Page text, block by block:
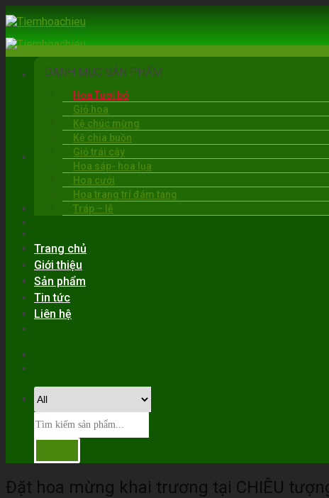
Skip
to
content
BẠC LIÊU
06:00 - 22:00
0919.30.6263
DANH MỤC SẢN PHẨM
Hoa Tươi bó
Giỏ hoa
Kệ chúc mừng
Kệ chia buồn
Giỏ trái cây
Hoa sáp- hoa lụa
Hoa cưới
Hoa trang trí đám tang
Tráp – lễ
Trang chủ
Giới thiệu
Sản phẩm
Tin tức
Liên hệ
Đặt hoa mừng khai trương tại CHIÊU